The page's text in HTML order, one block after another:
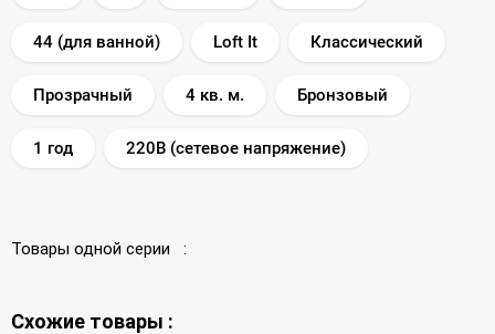
44 (для ванной) Loft It Классический
Прозрачный 4 кв. м. Бронзовый
1 год 220В (сетевое напряжение)
Товары одной серии :
Схожие товары :